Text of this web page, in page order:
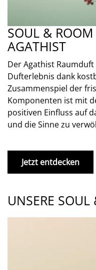
SOUL & ROOM
AGATHIST
Der Agathist
Dufterlebnis dank
Zusammenspiel der
Komponenten ist mit
positiven Einfluss auf
und die Sinne zu
Jetzt entdecken
UNSERE